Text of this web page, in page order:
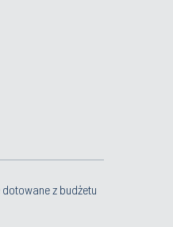
z budżetu